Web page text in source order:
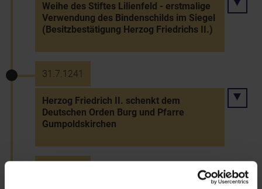
Weihe des Stiftes Lilienfeld - erstmalige
Verwendung des Bindenschilds im Siegel
(Besitzbestätigung Herzog Friedrichs II.)
31.7.1241
Herzog Friedrich II. schenkt dem
Deutschen Orden Burg und Pfarre
Gumpoldskirchen